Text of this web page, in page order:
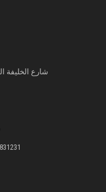
شارع الخليفة
26831417 - 26831474